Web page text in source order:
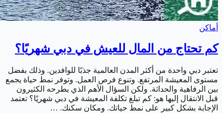
أماكن
كم تحتاج من المال للعيش في دبي شهريًا؟
تعتبر دبي واحدة من أكثر المدن العالمية جذبًا للوافدين. وذلك بفضل
مستوى المعيشة المرتفع. وتنوع فرص العمل. وتوفر نمط حياة يجمع
بين الرفاهية والحداثة. ولكن السؤال الأهم الذي يطرحه الكثيرون
قبل الانتقال إليها هو: كم تبلغ تكلفة المعيشة في دبي شهريًا؟ تعتمد
الإجابة بشكل كبير على نمط حياتك. ومكان سكنك. …